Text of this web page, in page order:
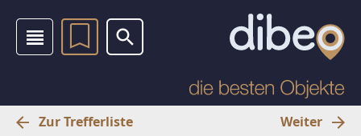
Zur Trefferliste Weiter